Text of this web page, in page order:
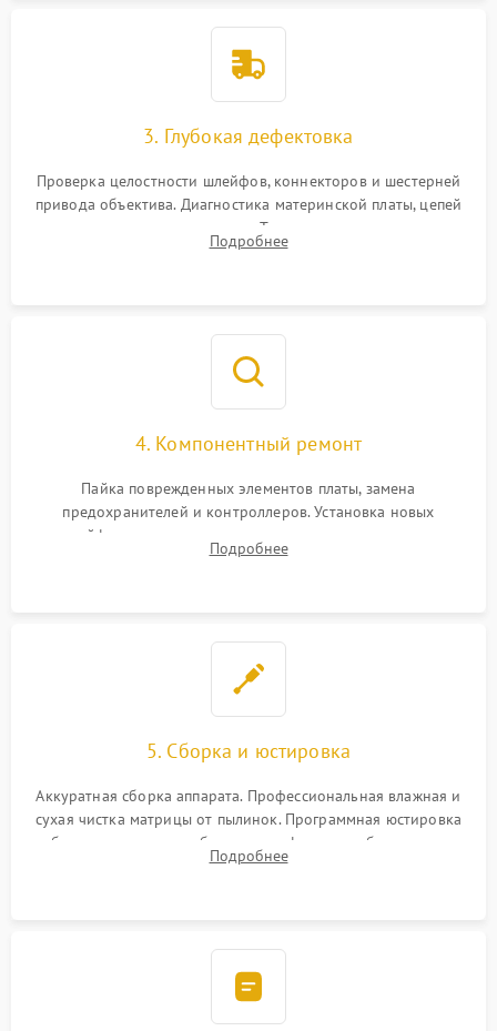
3. Глубокая дефектовка
Проверка целостности шлейфов, коннекторов и шестерней
привода объектива. Диагностика материнской платы, цепей
питания и картоприемника. Тестирование механизма
затвора и блока внутрикамерной стабилизации.
Подробнее
4. Компонентный ремонт
Пайка поврежденных элементов платы, замена
предохранителей и контроллеров. Установка новых
шлейфов, дисплея, механизма затвора или двигателя
автофокуса. Восстановление геометрии тубуса объектива
Подробнее
5. Сборка и юстировка
Аккуратная сборка аппарата. Профессиональная влажная и
сухая чистка матрицы от пылинок. Программная юстировка
рабочего отрезка, калибровка автофокуса, стабилизатора и
экспозамера с помощью сервисного ПО.
Подробнее